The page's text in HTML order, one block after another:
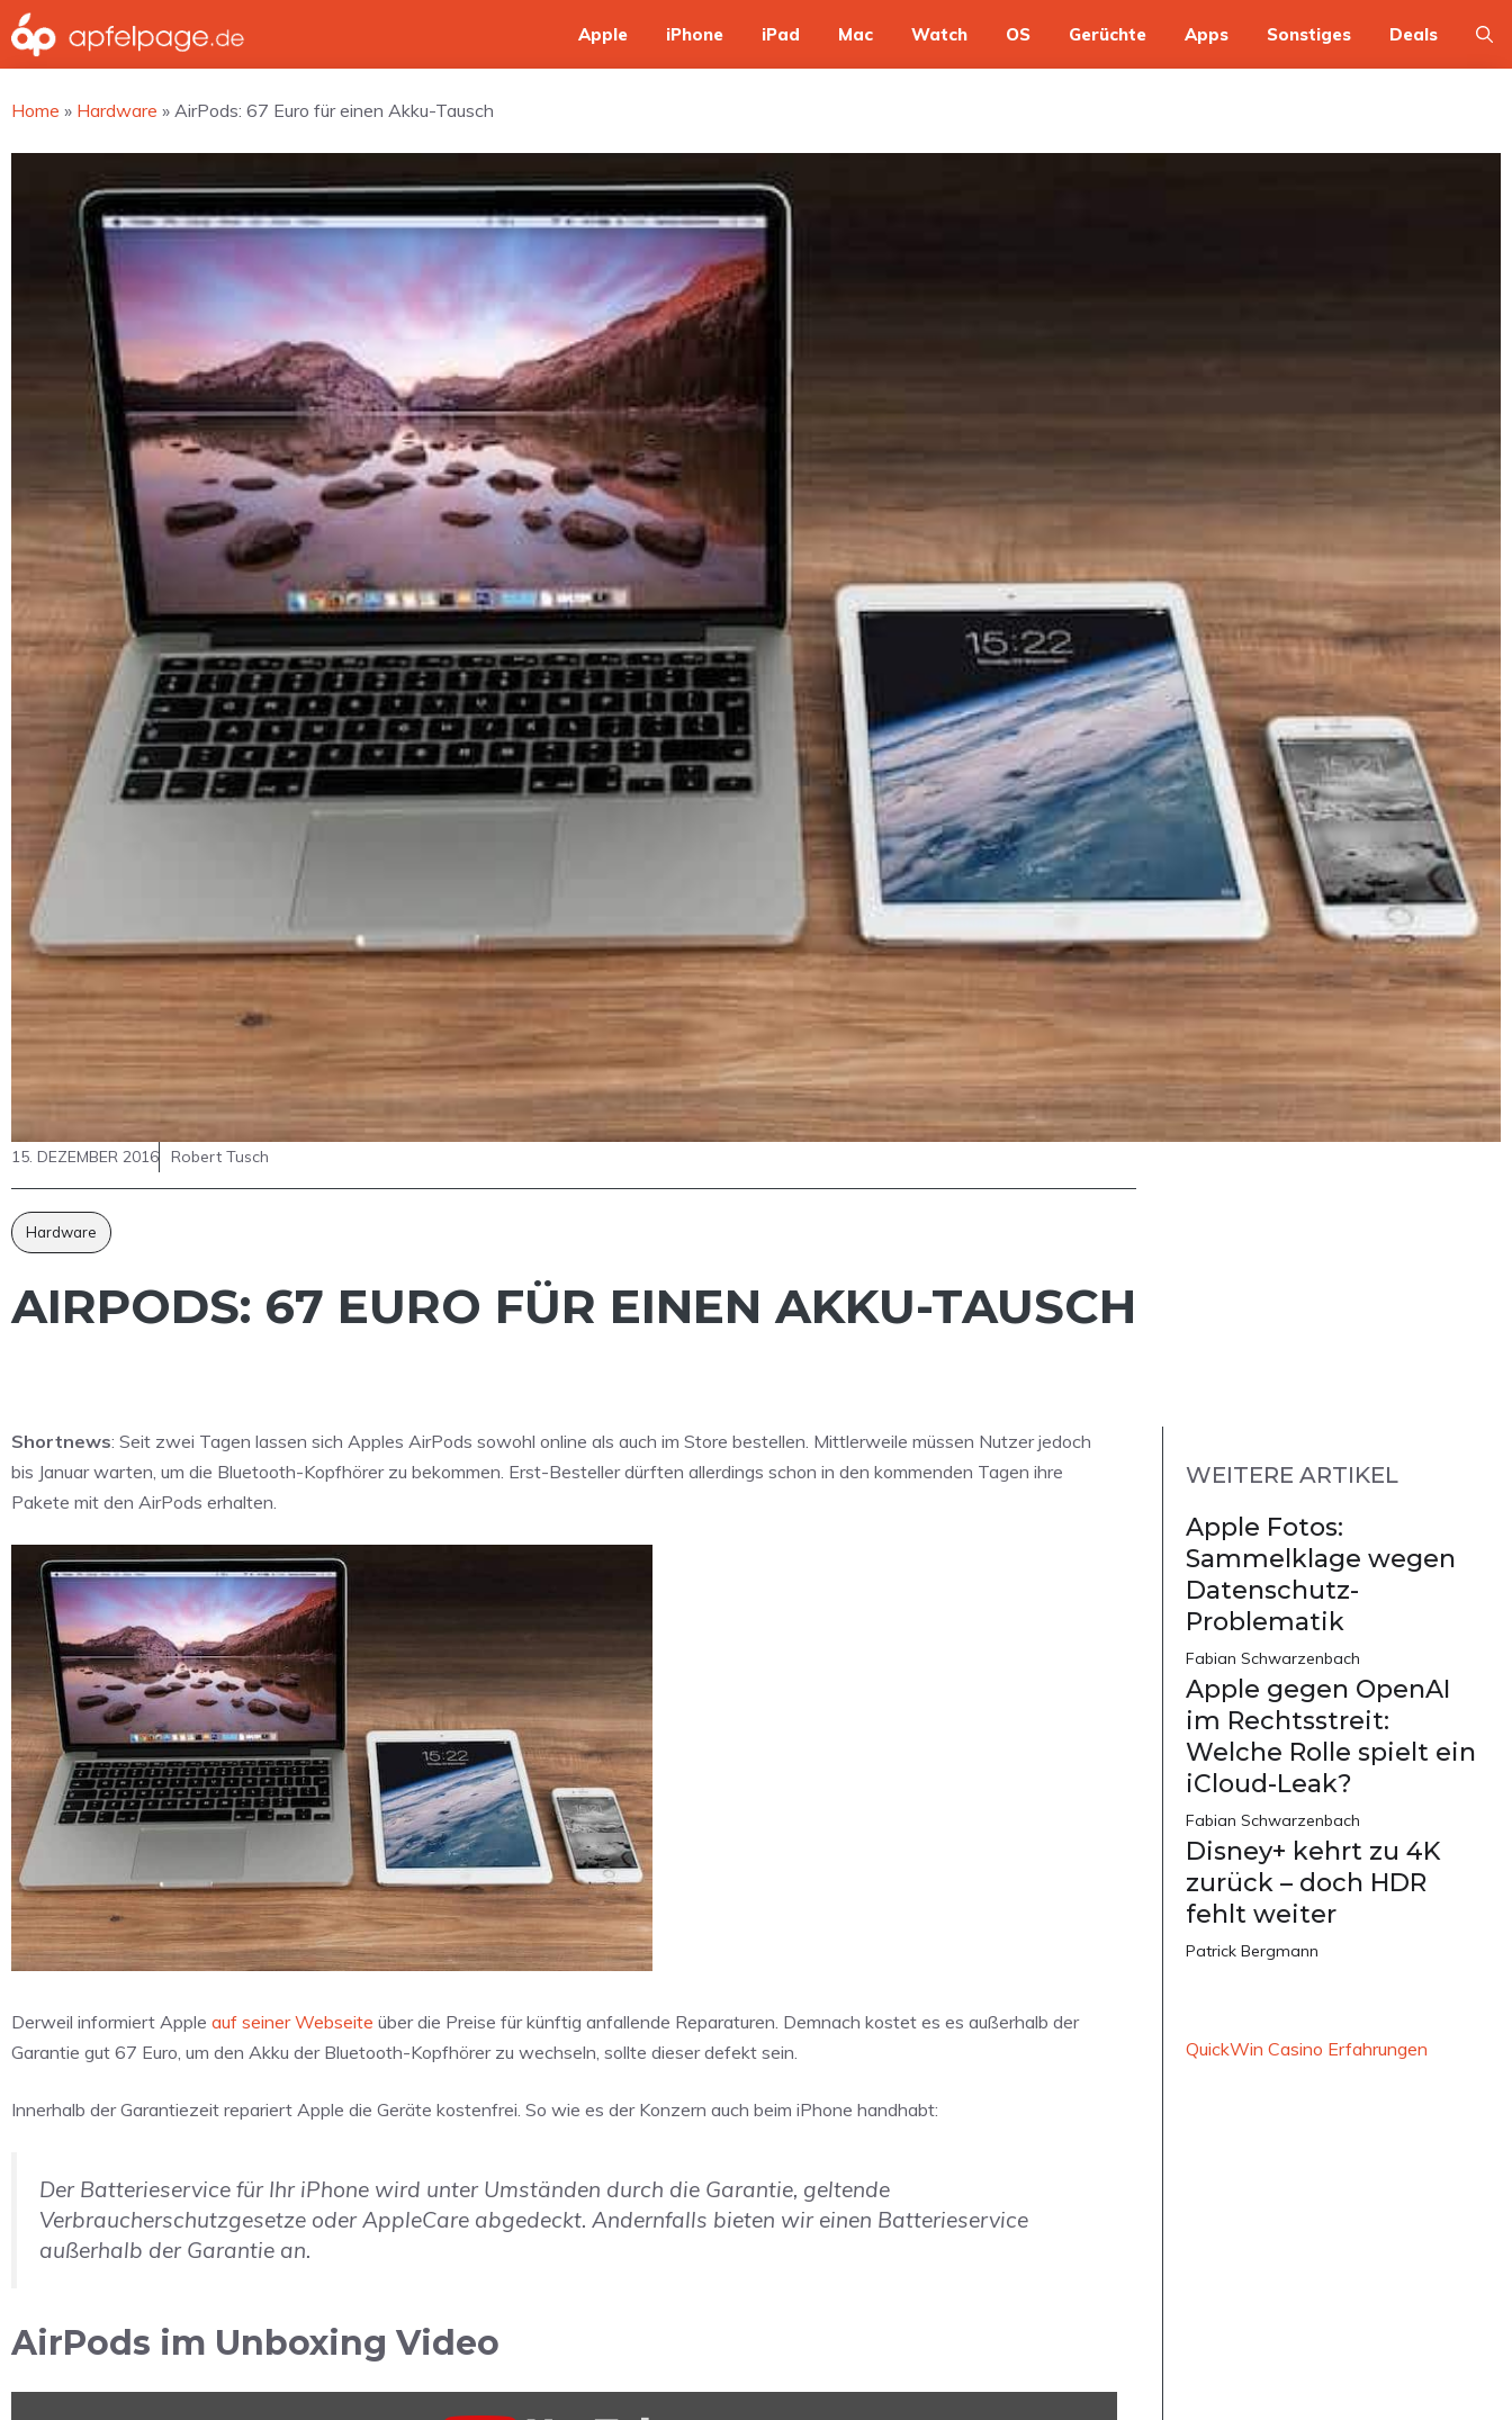
Zum
Inhalt
springen
Apple iPhone iPad Mac Watch OS Gerüchte Apps Sonstiges Deals
Home » Hardware » AirPods: 67 Euro für einen Akku-Tausch
15. DEZEMBER 2016 Robert Tusch
Hardware
AIRPODS: 67 EURO FÜR EINEN AKKU-TAUSCH
Shortnews: Seit zwei Tagen lassen sich Apples AirPods sowohl online als auch im Store bestellen. Mittlerweile müssen Nutzer jedoch
bis Januar warten, um die Bluetooth-Kopfhörer zu bekommen. Erst-Besteller dürften allerdings schon in den kommenden Tagen ihre
Pakete mit den AirPods erhalten.
Derweil informiert Apple auf seiner Webseite über die Preise für künftig anfallende Reparaturen. Demnach kostet es es außerhalb der
Garantie gut 67 Euro, um den Akku der Bluetooth-Kopfhörer zu wechseln, sollte dieser defekt sein.
Innerhalb der Garantiezeit repariert Apple die Geräte kostenfrei. So wie es der Konzern auch beim iPhone handhabt:
Der Batterieservice für Ihr iPhone wird unter Umständen durch die Garantie, geltende
Verbraucherschutzgesetze oder AppleCare abgedeckt. Andernfalls bieten wir einen Batterieservice
außerhalb der Garantie an.
AirPods im Unboxing Video
WEITERE ARTIKEL
Apple Fotos:
Sammelklage wegen
Datenschutz-
Problematik
Fabian Schwarzenbach
Apple gegen OpenAI
im Rechtsstreit:
Welche Rolle spielt ein
iCloud-Leak?
Fabian Schwarzenbach
Disney+ kehrt zu 4K
zurück – doch HDR
fehlt weiter
Patrick Bergmann
QuickWin Casino Erfahrungen